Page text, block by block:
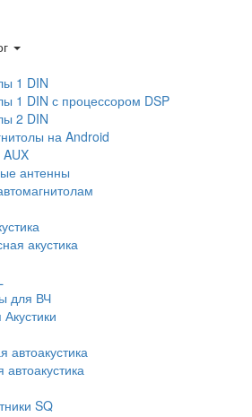
1 DIN
1 DIN с процессором DSP
2 DIN
на Android
антенны
акустика
для ВЧ
автоакустика
автоакустика
SQ